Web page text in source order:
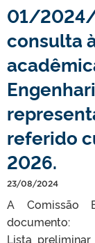
01/2024/
consulta
referido
2026.
23/08/2024
A Comissão
documento: